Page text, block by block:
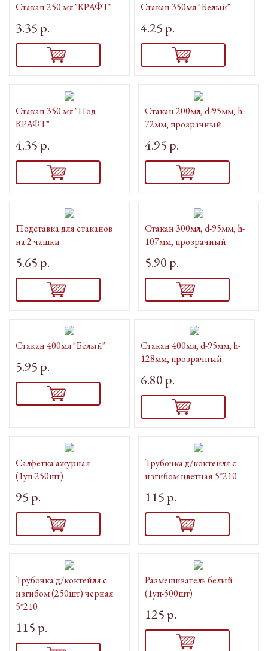
Стакан 250 мл "КРАФТ"
3.35 р.
Стакан 350мл "Белый"
4.25 р.
Стакан 350 мл "Под
КРАФТ"
4.35 р.
Стакан 200мл, d-95мм, h-
72мм, прозрачный
4.95 р.
Подставка для стаканов
на 2 чашки
5.65 р.
Стакан 300мл, d-95мм, h-
107мм, прозрачный
5.90 р.
Стакан 400мл "Белый"
5.95 р.
Стакан 400мл, d-95мм, h-
128мм, прозрачный
6.80 р.
Салфетка ажурная
(1уп-250шт)
95 р.
Трубочка д/коктейля с
изгибом цветная 5*210
115 р.
Трубочка д/коктейля с
изгибом (250шт) черная
5*210
115 р.
Размешиватель белый
(1уп-500шт)
125 р.